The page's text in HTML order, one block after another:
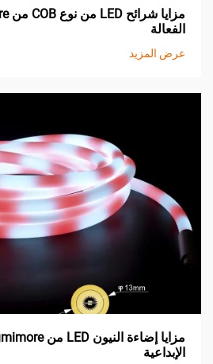
الفعالة
عرض المزيد
الإبداعية